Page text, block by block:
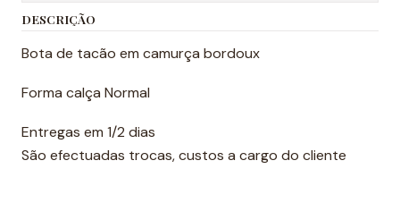
DESCRIÇÃO
Bota de tacão em camurça bordoux
Forma calça Normal
Entregas em 1/2 dias
São efectuadas trocas, custos a cargo do cliente